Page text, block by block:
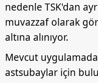
nedenle TSK'dan
muvazzaf olarak
altına alınıyor.
Mevcut
astsubaylar için